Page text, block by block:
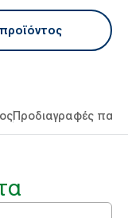
Προδιαγραφές